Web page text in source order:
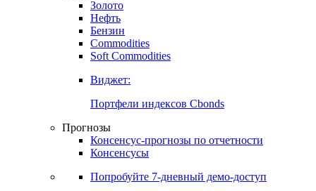
Карта процентных ставок
Commodities
Золото
Бензин
Soft Commodities
Виджет:
Портфели индексов Cbonds
Прогнозы